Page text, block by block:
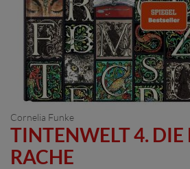
Cornelia Funke
TINTENWELT 4. DIE
RACHE